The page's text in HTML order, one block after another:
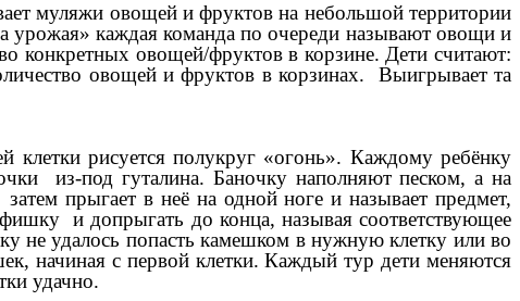
муляжи овощей и фруктов на небольшой территории
урожая» каждая команда по очереди называют овощи и
конкретных овощей/фруктов в корзине. Дети считают:
овощей и фруктов в корзинах. Выигрывает та
рисуется полукруг «огонь». Каждому ребёнку
из-под гуталина. Баночку наполняют песком, а на
прыгает в неё на одной ноге и называет предмет,
и допрыгать до конца, называя соответствующее
не удалось попасть камешком в нужную клетку или во
начиная с первой клетки. Каждый тур дети меняются
удачно.